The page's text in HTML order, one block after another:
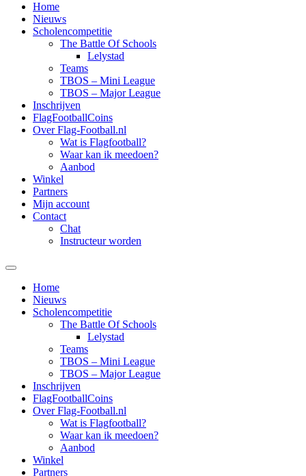
Home
Nieuws
Scholencompetitie
The Battle Of Schools
Lelystad
Teams
TBOS – Mini League
TBOS – Major League
Inschrijven
FlagFootballCoins
Over Flag-Football.nl
Wat is Flagfootball?
Waar kan ik meedoen?
Aanbod
Winkel
Partners
Mijn account
Contact
Chat
Instructeur worden
Home
Nieuws
Scholencompetitie
The Battle Of Schools
Lelystad
Teams
TBOS – Mini League
TBOS – Major League
Inschrijven
FlagFootballCoins
Over Flag-Football.nl
Wat is Flagfootball?
Waar kan ik meedoen?
Aanbod
Winkel
Partners